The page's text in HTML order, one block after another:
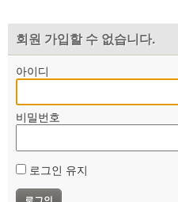
회원 가입할 수 없습니다.
아이디
비밀번호
로그인 유지
자료
부설기관